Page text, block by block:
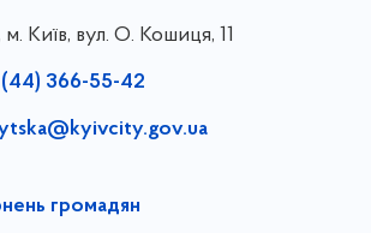
Київ, вул. О. Кошиця, 11
366-55-42
громадян